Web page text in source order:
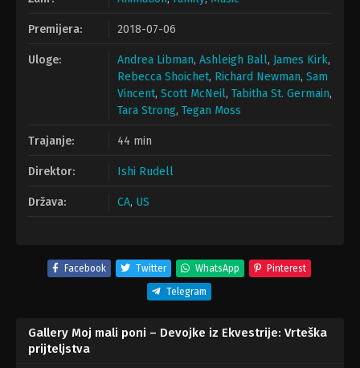
Premijera: 2018-07-06
Uloge: Andrea Libman, Ashleigh Ball, James Kirk,
Rebecca Shoichet, Richard Newman, Sam
Vincent, Scott McNeil, Tabitha St. Germain,
Tara Strong, Tegan Moss
Trajanje: 44 min
Direktor: Ishi Rudell
Država: CA, US
Facebook Twitter WhatsApp Pinterest
Telegram
Gallery Moj mali poni – Devojke iz Ekvestrije: Vrteška
prijteljstva